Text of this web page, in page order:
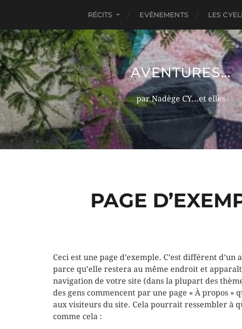
RÉCITS EVÈNEMENTS LES
AVENTURES...
par Nadège CY...et elles
PAGE
Ceci est une page d’exemple. C’est différent d’un
parce qu’elle restera au même endroit et
navigation de votre site (dans la plupart des
des gens commencent par une page « À propos »
aux visiteurs du site. Cela pourrait ressembler à
comme cela :